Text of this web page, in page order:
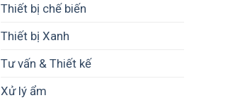
Thiết bị chế biến
Thiết bị Xanh
Tư vấn & Thiết kế
Xử lý ẩm